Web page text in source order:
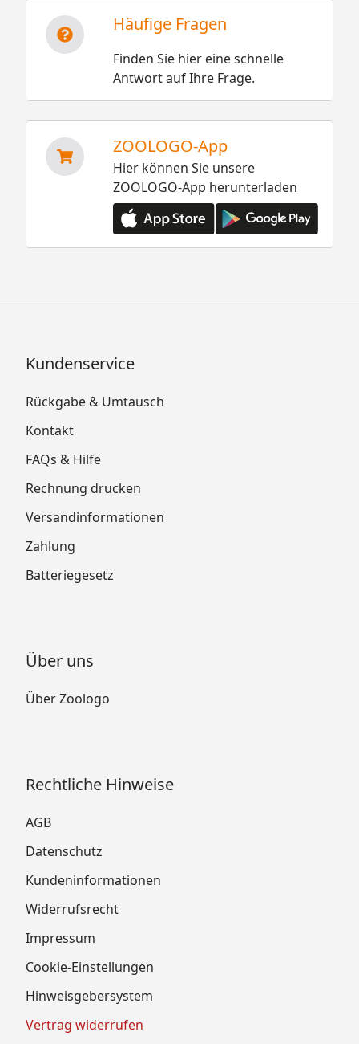
Häufige Fragen
Finden Sie hier eine schnelle
Antwort auf Ihre Frage.
ZOOLOGO-App
Hier können Sie unsere
ZOOLOGO-App herunterladen
Kundenservice
Rückgabe & Umtausch
Kontakt
FAQs & Hilfe
Rechnung drucken
Versandinformationen
Zahlung
Batteriegesetz
Über uns
Über Zoologo
Rechtliche Hinweise
AGB
Datenschutz
Kundeninformationen
Widerrufsrecht
Impressum
Cookie-Einstellungen
Hinweisgebersystem
Vertrag widerrufen